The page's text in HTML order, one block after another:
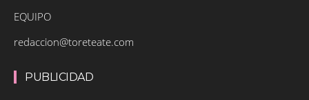
EQUIPO
redaccion@toreteate.com
PUBLICIDAD